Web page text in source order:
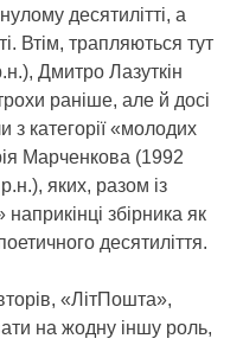
десятилітті, а
Втім, трапляються тут
Дмитро Лазуткін
раніше, але й досі
з категорії «молодих
Марченкова (1992
яких, разом із
збірника як
десятиліття.
«ЛітПошта»,
на жодну іншу роль,